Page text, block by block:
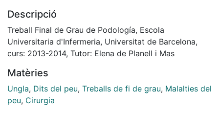
inflamación del pliegue o pliegues laterales de la uña,
en la que el extremo distal de ésta se incrusta en el
canal ungueal lateral o medial ocasionando a veces un
cuadro infeccioso. La onicocriptosis es una de las
objetivo de este trabajo es describir las técnicas
quirúrgicas más utilizadas en el tratamiento de la
onicocriptosis (Winograd y Fenol-Alcohol), las
Descripció
Treball Final de Grau de Podología, Escola
Universitaria d'Infermeria, Universitat de Barcelona,
curs: 2013-2014, Tutor: Elena de Planell i Mas
Matèries
Ungla, Dits del peu, Treballs de fi de grau, Malalties del
peu, Cirurgia